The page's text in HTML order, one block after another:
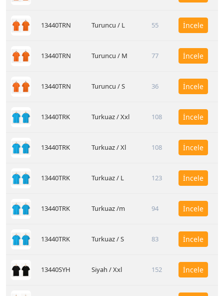
13440TRN Turuncu / L 55 İncele
13440TRN Turuncu / M 77 İncele
13440TRN Turuncu / S 36 İncele
13440TRK Turkuaz / Xxl 108 İncele
13440TRK Turkuaz / Xl 108 İncele
13440TRK Turkuaz / L 123 İncele
13440TRK Turkuaz /m 94 İncele
13440TRK Turkuaz / S 83 İncele
13440SYH Siyah / Xxl 152 İncele